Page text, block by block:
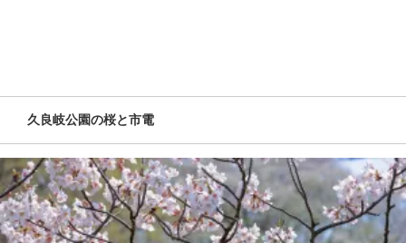
久良岐公園の桜と市電